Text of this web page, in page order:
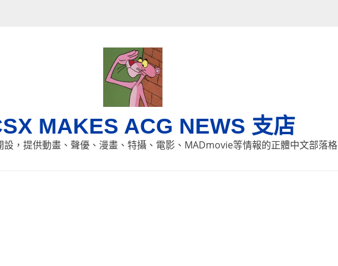
MAKES ACG NEWS 支店
設，提供動畫、聲優、漫畫、特攝、電影、MADmovie等情報的正體中文部落格